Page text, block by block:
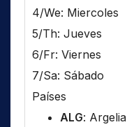
4/We: Miercoles
5/Th: Jueves
6/Fr: Viernes
7/Sa: Sábado
Países
ALG: Argelia